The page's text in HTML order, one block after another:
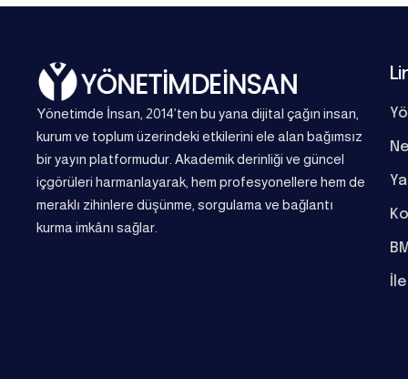
Yönetimde İnsan, 2014’ten bu yana dijital çağın insan,
kurum ve toplum üzerindeki etkilerini ele alan bağımsız
bir yayın platformudur. Akademik derinliği ve güncel
içgörüleri harmanlayarak, hem profesyonellere hem de
meraklı zihinlere düşünme, sorgulama ve bağlantı
kurma imkânı sağlar.